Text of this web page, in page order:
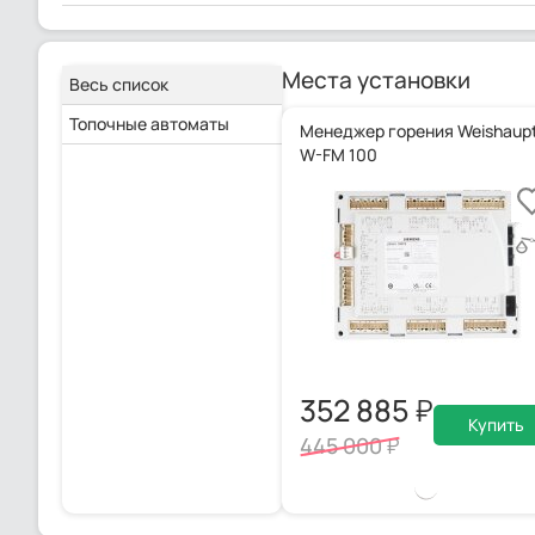
Весь список
Топочные автоматы
Места установки
Менеджер горения
W-FM 100
352 885
445 000
Купить